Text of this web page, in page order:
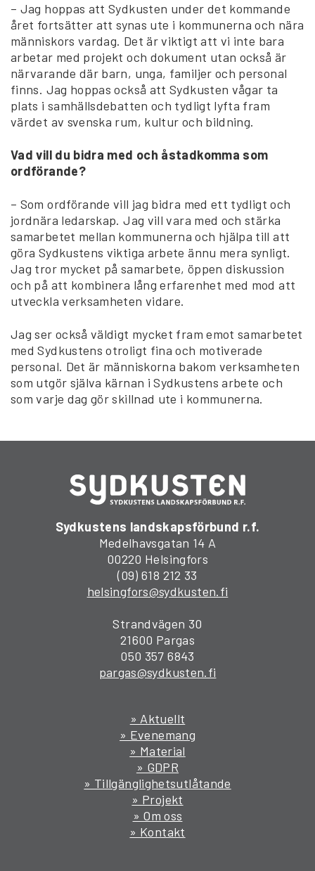
– Jag hoppas att Sydkusten under det kommande
året fortsätter att synas ute i kommunerna och nära
människors vardag. Det är viktigt att vi inte bara
arbetar med projekt och dokument utan också är
närvarande där barn, unga, familjer och personal
finns. Jag hoppas också att Sydkusten vågar ta
plats i samhällsdebatten och tydligt lyfta fram
värdet av svenska rum, kultur och bildning.
Vad vill du bidra med och åstadkomma som
ordförande?
– Som ordförande vill jag bidra med ett tydligt och
jordnära ledarskap. Jag vill vara med och stärka
samarbetet mellan kommunerna och hjälpa till att
göra Sydkustens viktiga arbete ännu mera synligt.
Jag tror mycket på samarbete, öppen diskussion
och på att kombinera lång erfarenhet med mod att
utveckla verksamheten vidare.
Jag ser också väldigt mycket fram emot samarbetet
med Sydkustens otroligt fina och motiverade
personal. Det är människorna bakom verksamheten
som utgör själva kärnan i Sydkustens arbete och
som varje dag gör skillnad ute i kommunerna.
Sydkustens landskapsförbund r.f.
Medelhavsgatan 14 A
00220 Helsingfors
(09) 618 212 33
helsingfors@sydkusten.fi
Strandvägen 30
21600 Pargas
050 357 6843
pargas@sydkusten.fi
» Aktuellt
» Evenemang
» Material
» GDPR
» Tillgänglighetsutlåtande
» Projekt
» Om oss
» Kontakt